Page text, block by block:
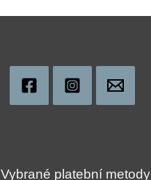
Vybrané platební metody